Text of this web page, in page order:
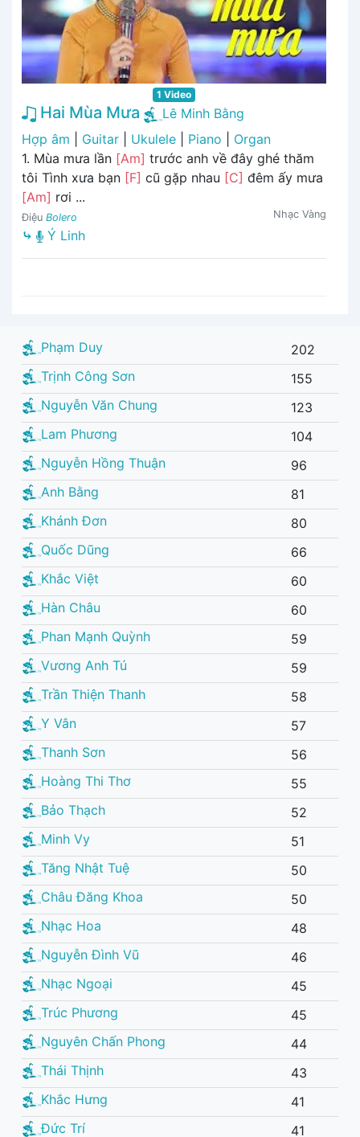
1 Video
Hai Mùa Mưa
Lê Minh Bằng
Hợp âm
Guitar Ukulele Piano
Organ
1. Mùa mưa lần [Am] trước anh về đây ghé thăm
tôi Tình xưa bạn [F] cũ gặp nhau [C] đêm ấy mưa
[Am] rơi ...
Điệu Bolero Nhạc Vàng
⤷ Ý Linh
Phạm Duy
202
Trịnh Công Sơn
155
Nguyễn Văn Chung
123
Lam Phương
104
Nguyễn Hồng Thuận
96
Anh Bằng
81
Khánh Đơn
80
Quốc Dũng
66
Khắc Việt
60
Hàn Châu
60
Phan Mạnh Quỳnh
59
Vương Anh Tú
59
Trần Thiện Thanh
58
Y Vân
57
Thanh Sơn
56
Hoàng Thi Thơ
55
Bảo Thạch
52
Minh Vy
51
Tăng Nhật Tuệ
50
Châu Đăng Khoa
50
Nhạc Hoa
48
Nguyễn Đình Vũ
46
Nhạc Ngoại
45
Trúc Phương
45
Nguyên Chấn Phong
44
Thái Thịnh
43
Khắc Hưng
41
Đức Trí
41